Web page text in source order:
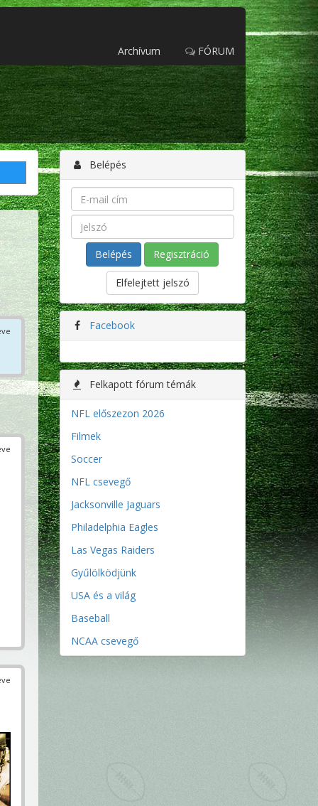
Archívum FÓRUM
Belépés
Regisztráció
Elfelejtett jelszó
Facebook
Felkapott fórum témák
NFL előszezon 2026
Filmek
Soccer
NFL csevegő
Jacksonville Jaguars
Philadelphia Eagles
Las Vegas Raiders
Gyűlölködjünk
USA és a világ
Baseball
NCAA csevegő